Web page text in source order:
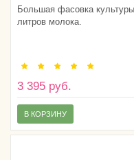
Большая фасовка
литров молока.
3 395 руб.
В КОРЗИНУ